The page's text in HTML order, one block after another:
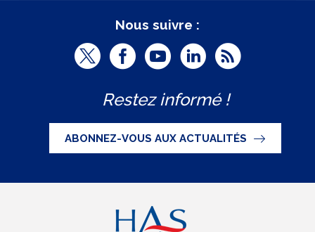
Nous suivre :
T
i
t
t
e
F
c
e
b
o
o
Y
u
t
u
b
e
L
n
k
e
d
R
Restez informé !
ABONNEZ-VOUS AUX ACTUALITÉS